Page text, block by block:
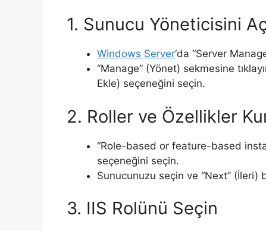
1. Sunucu Yöneticisini
Windows Server‘da “Server
“Manage” (Yönet) sekmesine
Ekle) seçeneğini seçin.
2. Roller ve Özellikler
“Role-based or feature-based
seçeneğini seçin.
Sunucunuzu seçin ve “Next” (İleri)
3. IIS Rolünü Seçin